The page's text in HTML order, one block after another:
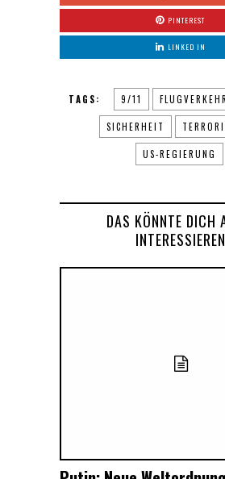
PINTEREST
LINKED IN
TAGS: 9/11 FLUGVERKEHR
SICHERHEIT
US-REGIERUNG
DAS KÖNNTE DICH
INTERESSIEREN